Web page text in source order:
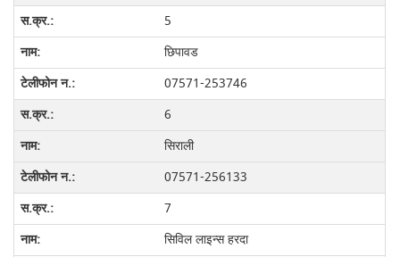
5
छिपावड
07571-253746
6
सिराली
07571-256133
7
सिविल लाइन्स हरदा